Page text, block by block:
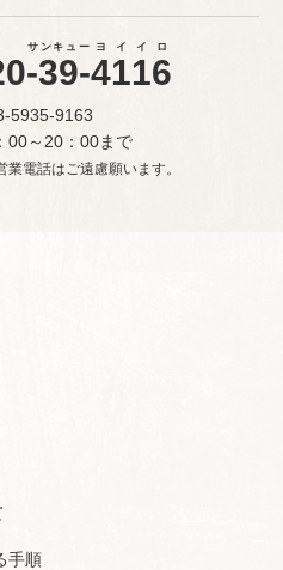
-39-
サンキュー
4116
ヨイイロ
5935-9163
～20：00まで
電話はご遠慮願います。
手順